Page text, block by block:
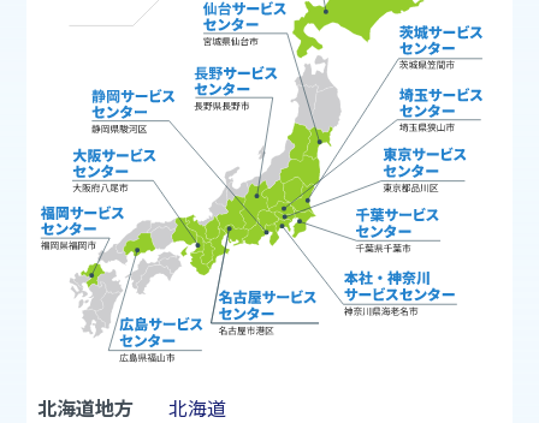
北海道地方
北海道